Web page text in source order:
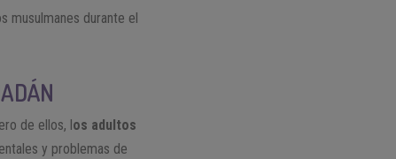
musulmanes durante el
de ellos, los adultos
y problemas de